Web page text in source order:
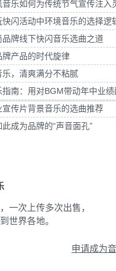
上海青浦分公司宣传项目提供
音乐版权
乐如何为传统节气宣传注入
闪活动中环境音乐的选择逻
牌线下快闪音乐选曲之道
产品的时代旋律
，清爽满分不粘腻
南：用对BGM带动年中业绩
传片背景音乐的选曲推荐
成为品牌的“声音面孔”
一次上传多次出售，
世界各地。
申请成为